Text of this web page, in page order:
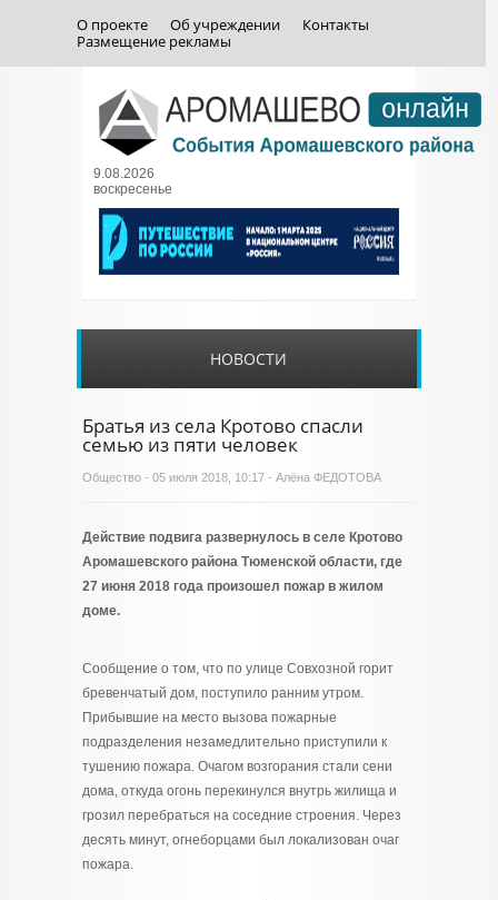
О проекте Об учреждении
Контакты
Размещение рекламы
9.08.2026
воскресенье
НОВОСТИ
Братья из села Кротово спасли
семью из пяти человек
Общество - 05 июля 2018, 10:17 - Алёна ФЕДОТОВА
Действие подвига развернулось в селе Кротово
Аромашевского района Тюменской области, где
27 июня 2018 года произошел пожар в жилом
доме.
Сообщение о том, что по улице Совхозной горит
бревенчатый дом, поступило ранним утром.
Прибывшие на место вызова пожарные
подразделения незамедлительно приступили к
тушению пожара. Очагом возгорания стали сени
дома, откуда огонь перекинулся внутрь жилища и
грозил перебраться на соседние строения. Через
десять минут, огнеборцами был локализован очаг
пожара.